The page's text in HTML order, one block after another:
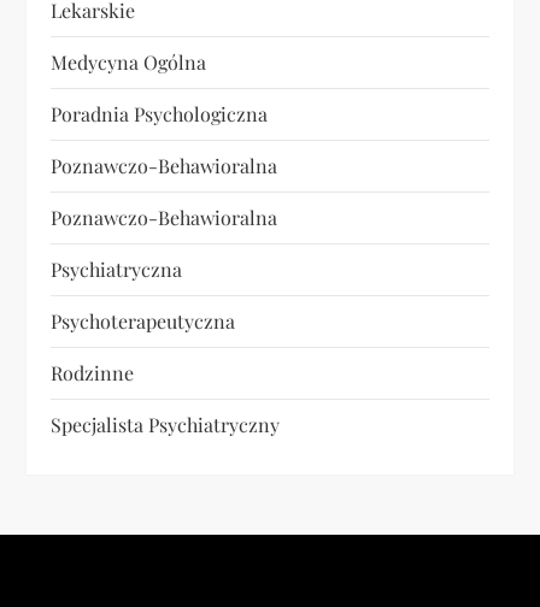
Lekarskie
Medycyna Ogólna
Poradnia Psychologiczna
Poznawczo-Behawioralna
Poznawczo-Behawioralna
Psychiatryczna
Psychoterapeutyczna
Rodzinne
Specjalista Psychiatryczny